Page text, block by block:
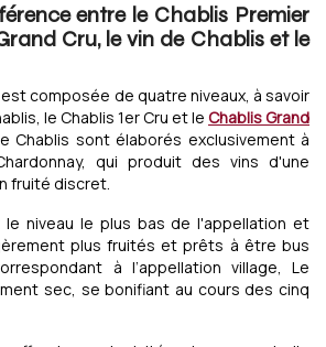
entre le Chablis Premier
Cru, le vin de Chablis et le
composée de quatre niveaux, à savoir
le Chablis 1er Cru et le Chablis Grand
Chablis sont élaborés exclusivement à
qui produit des vins d'une
fruité discret.
niveau le plus bas de l'appellation et
plus fruités et prêts à être bus
à l’appellation village, Le
sec, se bonifiant au cours des cinq